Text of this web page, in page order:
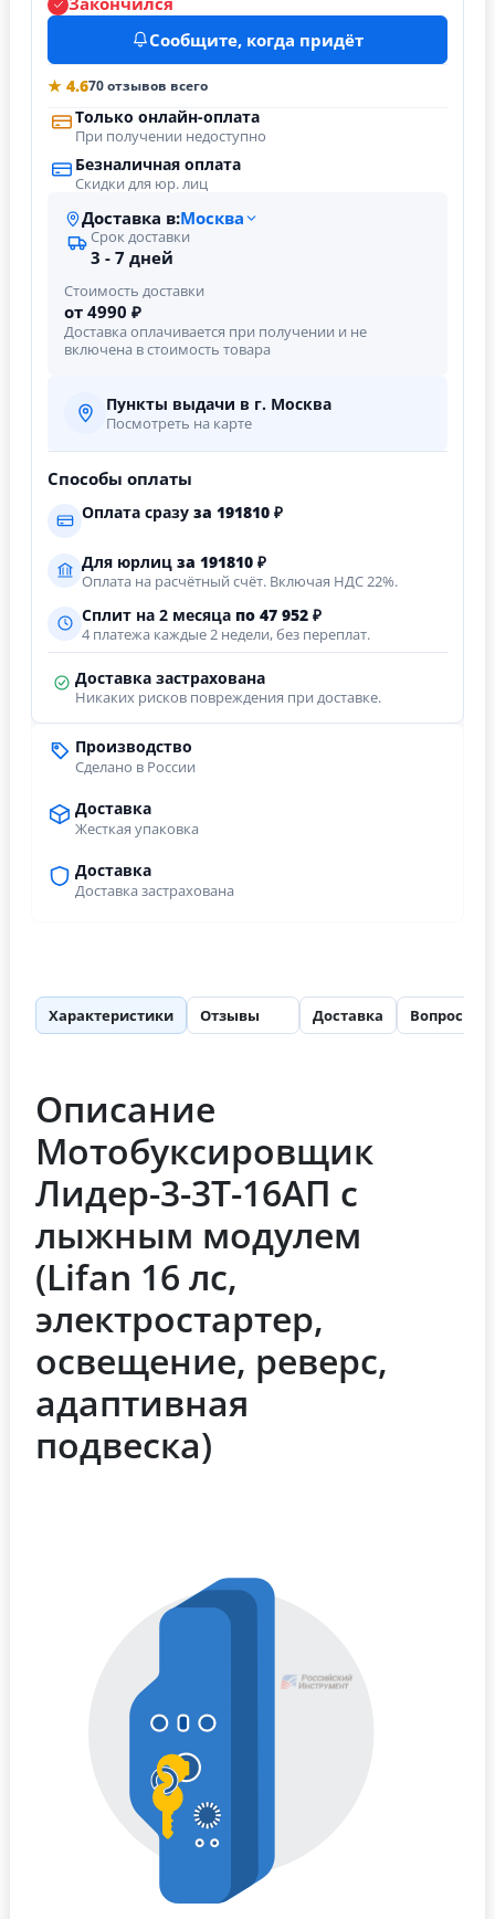
Производство
Сделано в России
Доставка
Жесткая упаковка
Доставка
Доставка застрахована
Сообщите, когда придёт
★ 4.670 отзывов всего
Только онлайн-оплата
При получении недоступно
Безналичная оплата
Скидки для юр. лиц
Доставка в:Москва
Срок доставки
3 - 7 дней
Стоимость доставки
от 4990 ₽
Доставка оплачивается при получении и не
включена в стоимость товара
Пункты выдачи в г. Москва
Посмотреть на карте
Способы оплаты
Оплата сразу за 191810 ₽
Для юрлиц за 191810 ₽
Оплата на расчётный счёт. Включая НДС 22%.
Сплит на 2 месяца по 47 952 ₽
4 платежа каждые 2 недели, без переплат.
Доставка застрахована
Никаких рисков повреждения при доставке.
Характеристики Отзывы Доставка Вопросы
Описание
Мотобуксировщик
Лидер-3-3Т-16АП с
лыжным модулем
(Lifan 16 лc,
электростартер,
освещение, реверс,
адаптивная
подвеска)